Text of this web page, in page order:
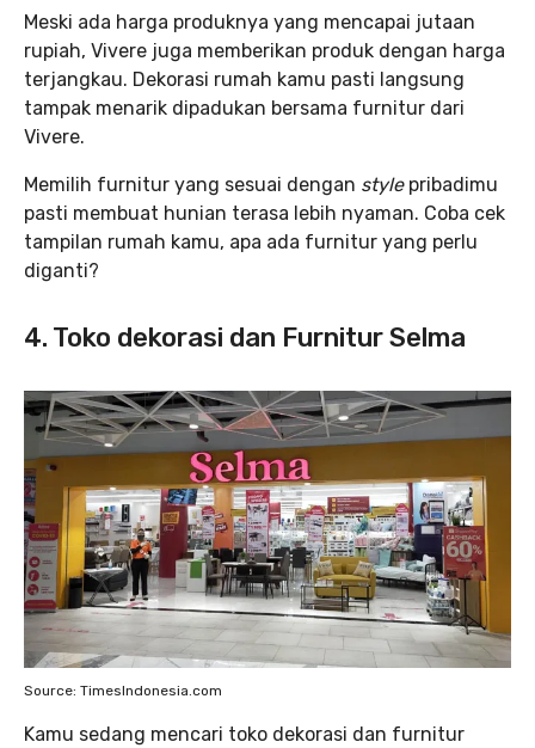
Meski ada harga produknya yang mencapai jutaan
rupiah, Vivere juga memberikan produk dengan harga
terjangkau. Dekorasi rumah kamu pasti langsung
tampak menarik dipadukan bersama furnitur dari
Vivere.
Memilih furnitur yang sesuai dengan style pribadimu
pasti membuat hunian terasa lebih nyaman. Coba cek
tampilan rumah kamu, apa ada furnitur yang perlu
diganti?
4. Toko dekorasi dan Furnitur Selma
Source: TimesIndonesia.com
Kamu sedang mencari toko dekorasi dan furnitur